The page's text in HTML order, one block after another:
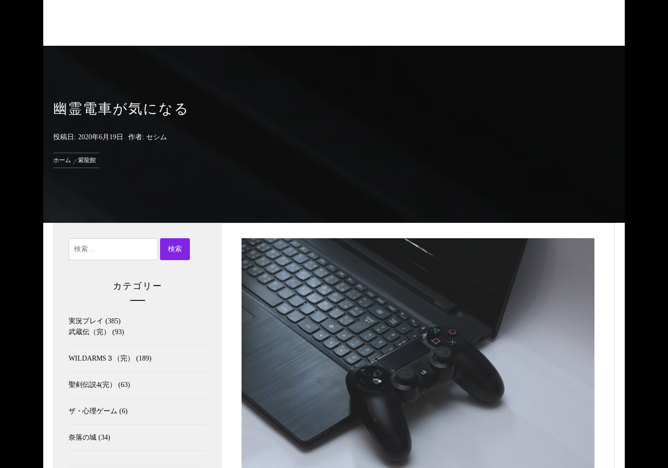
幽霊電車が気になる
投稿日: 2020年6月19日 作者: セシム
ホーム 紫龍館
索:
カテゴリー
実況プレイ (385)
武蔵伝（完）
(93)
WILDARMS３（完） (189)
聖剣伝説4(完） (63)
ザ・心理ゲーム (6)
奈落の城 (34)